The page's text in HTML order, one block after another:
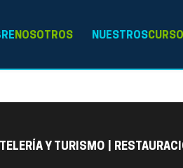
NOSOTROS NUESTROS
Y TURISMO